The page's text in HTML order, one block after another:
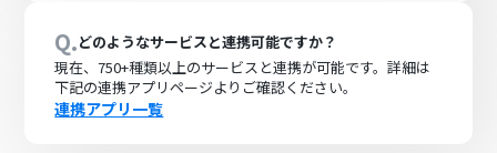
Q.どのようなサービスと連携可能ですか？
現在、750+種類以上のサービスと連携が可能です。詳細は
下記の連携アプリページよりご確認ください。
連携アプリ一覧